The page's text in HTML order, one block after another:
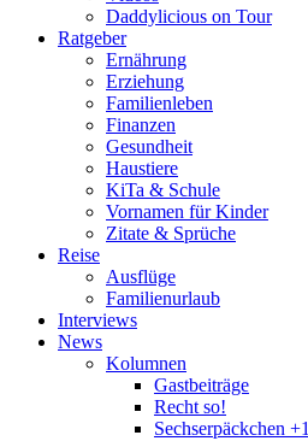
Daddylicious on Tour
Ratgeber
Ernährung
Erziehung
Familienleben
Finanzen
Gesundheit
Haustiere
KiTa & Schule
Vornamen für Kinder
Zitate & Sprüche
Reise
Ausflüge
Familienurlaub
Interviews
News
Kolumnen
Gastbeiträge
Recht so!
Sechserpäckchen +1